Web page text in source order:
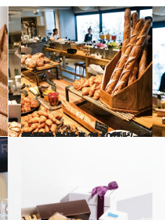
2019.11.4
新宿のホテルで40種以上のパンが!! しかもロビーでいただけるなんて
グルメ